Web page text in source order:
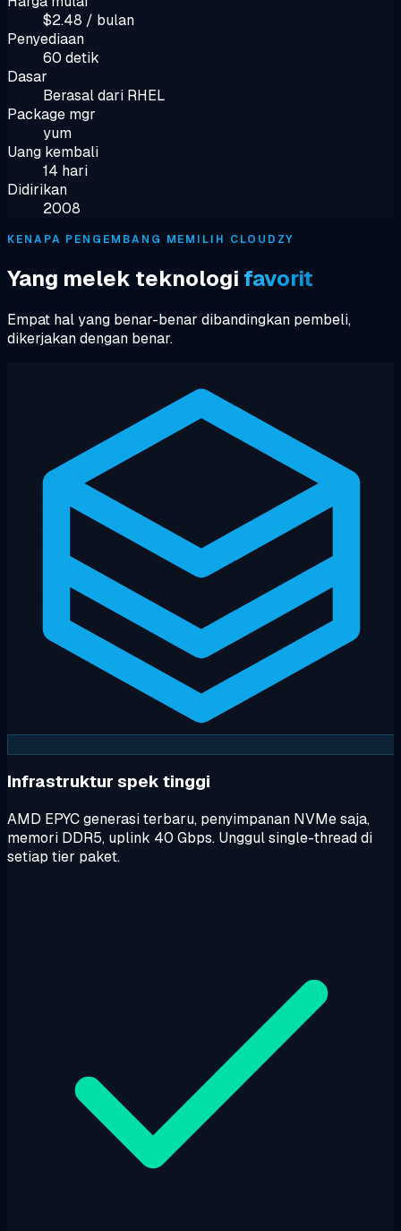
$2.48 / bulan
Penyediaan
60 detik
Dasar
Berasal dari RHEL
Package mgr
yum
Uang kembali
14 hari
Didirikan
2008
KENAPA PENGEMBANG MEMILIH CLOUDZY
Yang melek teknologi favorit
Empat hal yang benar-benar dibandingkan pembeli,
dikerjakan dengan benar.
Infrastruktur spek tinggi
AMD EPYC generasi terbaru, penyimpanan NVMe saja,
memori DDR5, uplink 40 Gbps. Unggul single-thread di
setiap tier paket.